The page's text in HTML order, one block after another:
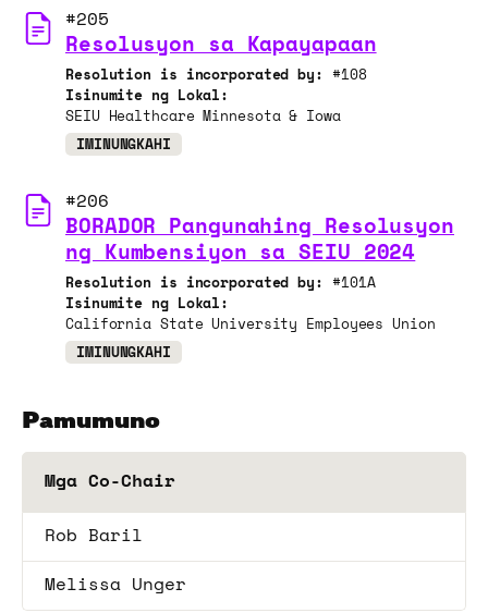
#205
Resolusyon sa Kapayapaan
Resolution is incorporated by: #108
Isinumite ng Lokal:
SEIU Healthcare Minnesota & Iowa
IMINUNGKAHI
#206
BORADOR Pangunahing Resolusyon
ng Kumbensiyon sa SEIU 2024
Resolution is incorporated by: #101A
Isinumite ng Lokal:
California State University Employees Union
IMINUNGKAHI
Pamumuno
Mga Co-Chair
Rob Baril
Melissa Unger